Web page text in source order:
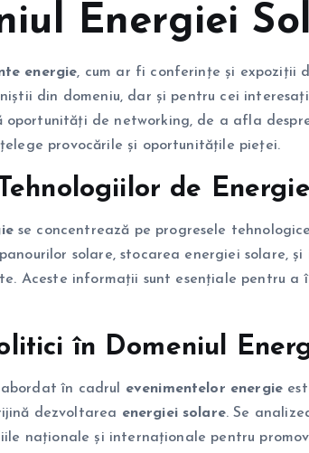
Energiei
energie, cum ar fi conferințe și expoziții
din domeniu, dar și pentru cei
oportunități de networking, de a afla
provocările și oportunitățile pieței.
de
se concentrează pe progresele
solare, stocarea energiei solare,
Aceste informații sunt esențiale pentru
în Domeniul
în cadrul evenimentelor energie
dezvoltarea energiei solare. Se
naționale și internaționale pentru